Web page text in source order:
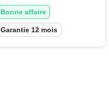
Bonne affaire
Garantie 12 mois